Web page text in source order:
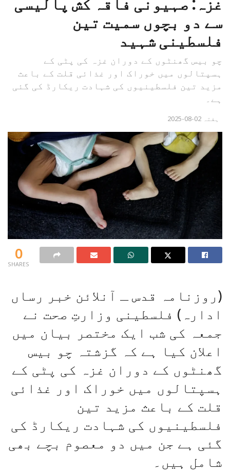
سے دو بچوں سمیت تین
فلسطینی شہید
چو بیس گھنٹوں کے دوران غزہ کی پٹی کے
ہسپتالوں میں خوراک اور غذائی قلت کے باعث
مزید تین فلسطینیوں کی شہادت ریکارڈ کی گئی
ہے۔
ہفتہ 02-08-2025
0
SHARES
(روزنامہ قدس ـ آنلائن خبر رساں
ادارہ) فلسطینی وزارتِ صحت نے
جمعہ کی شب ایک مختصر بیان میں
اعلان کیا ہے کہ گزشتہ چو بیس
گھنٹوں کے دوران غزہ کی پٹی کے
ہسپتالوں میں خوراک اور غذائی
قلت کے باعث مزید تین
فلسطینیوں کی شہادت ریکارڈ کی
گئی ہے جن میں دو معصوم بچے بھی
شامل ہیں۔